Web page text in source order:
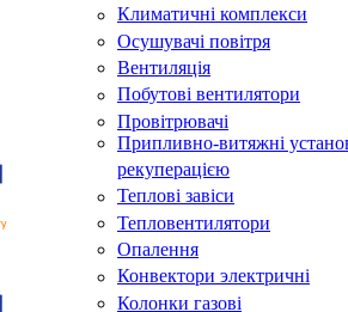
Климатичні комплекси
Осушувачі повітря
Вентиляція
Побутові вентилятори
Провітрювачі
Припливно-витяжні
рекуперацією
Теплові завіси
Тепловентилятори
Опалення
Конвектори электричні
Колонки газові